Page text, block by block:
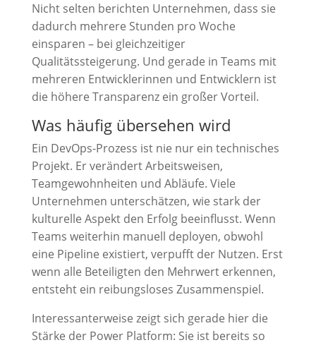
Nicht selten berichten Unternehmen, dass sie
dadurch mehrere Stunden pro Woche
einsparen – bei gleichzeitiger
Qualitätssteigerung. Und gerade in Teams mit
mehreren Entwicklerinnen und Entwicklern ist
die höhere Transparenz ein großer Vorteil.
Was häufig übersehen wird
Ein DevOps-Prozess ist nie nur ein technisches
Projekt. Er verändert Arbeitsweisen,
Teamgewohnheiten und Abläufe. Viele
Unternehmen unterschätzen, wie stark der
kulturelle Aspekt den Erfolg beeinflusst. Wenn
Teams weiterhin manuell deployen, obwohl
eine Pipeline existiert, verpufft der Nutzen. Erst
wenn alle Beteiligten den Mehrwert erkennen,
entsteht ein reibungsloses Zusammenspiel.
Interessanterweise zeigt sich gerade hier die
Stärke der Power Platform: Sie ist bereits so